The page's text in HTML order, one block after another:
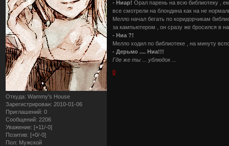
Откуда: Wammy's House
Зарегистрирован: 2010-01-06
Приглашений: 0
Сообщений: 2206
Уважение: [+11/-0]
Позитив: [+0/-0]
Пол: Мужской
- Ниар!Орал парень на всю библиотеку ,
все смотрели на блондина как на не
Мелло начал бегать по коридорчикам
за кампьютером , он сразу же бросился в
- Ниа ?!
Мелло ходил по библиотеке , на минуту
- Дерьмо .... Ниа!!!
Где же ты ... ублюдок ...
0